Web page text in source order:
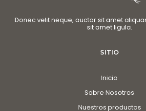
Donec velit neque, auctor sit amet
sit amet ligula.
SITIO
Inicio
Sobre Nosotros
Nuestros productos